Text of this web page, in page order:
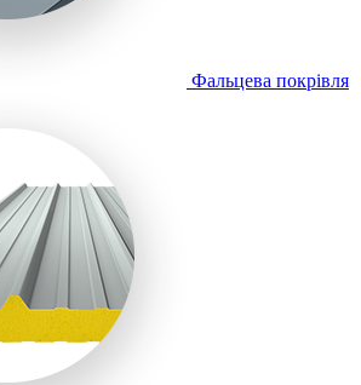
Фальцева покрівля